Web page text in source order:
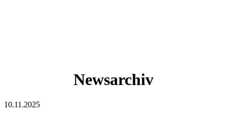
Newsarchiv
10.11.2025